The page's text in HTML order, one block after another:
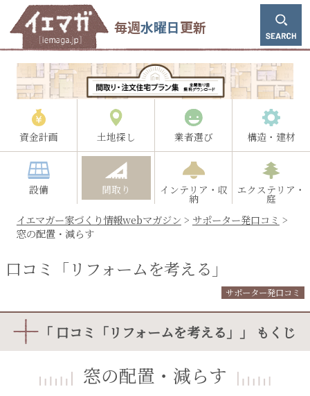
毎週水曜日更新
資金計画 土地探し 業者選び 構造・建材
設備 間取り インテリア・収
納
エクステリア・
庭
イエマガー家づくり情報webマガジン > サポーター発口コミ >
窓の配置・減らす
口コミ「リフォームを考える」
サポーター発口コミ
「 口コミ「リフォームを考える」」 もくじ
窓の配置・減らす